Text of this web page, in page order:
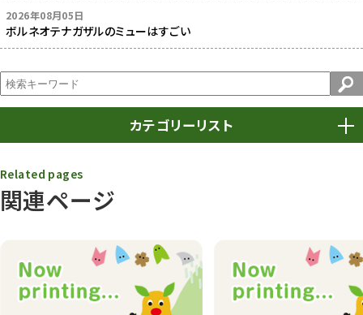
2026年08月05日
ボルネオテナガザルのミューはすごい
カテゴリーリスト
動物園
動物園その他 117
植物園 510
関連ページ
Related pages